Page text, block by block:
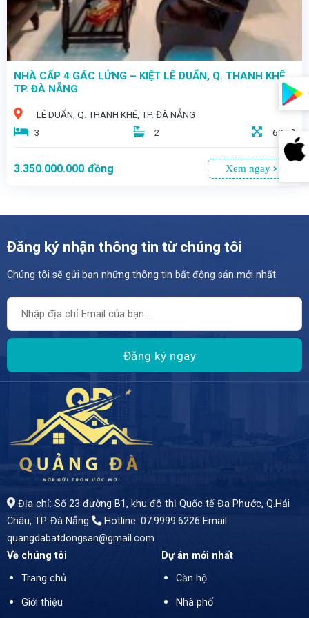
NHÀ CẤP 4 GÁC LỬNG – KIỆT LÊ DUẨN, Q. THANH KHÊ,
TP. ĐÀ NẴNG
LÊ DUẨN, Q. THANH KHÊ, TP. ĐÀ NẴNG
3
2 69m²
3.350.000.000 đồng Xem ngay
Đăng ký nhận thông tin từ chúng tôi
Chúng tôi sẽ gửi bạn những thông tin bất động sản mới nhất
Địa chỉ: Số 23 đường B1, khu đô thị Quốc tế Đa Phước, Q.Hải
Châu, TP. Đà Nẵng
Hotline: 07.9999.6226 Email:
quangdabatdongsan@gmail.com
Về chúng tôi
Trang chủ
Giới thiệu
Dự án mới nhất
Căn hộ
Nhà phố